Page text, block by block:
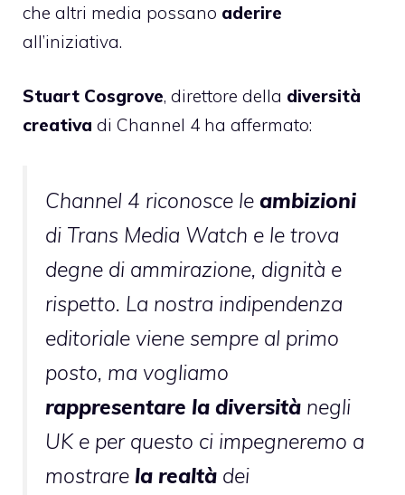
che altri media possano aderire
all’iniziativa.
Stuart Cosgrove, direttore della diversità
creativa di Channel 4 ha affermato:
Channel 4 riconosce le ambizioni
di Trans Media Watch e le trova
degne di ammirazione, dignità e
rispetto. La nostra indipendenza
editoriale viene sempre al primo
posto, ma vogliamo
rappresentare la diversità negli
UK e per questo ci impegneremo a
mostrare la realtà dei